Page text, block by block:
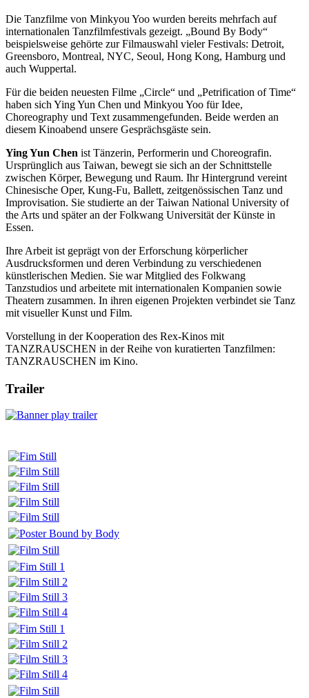
Die Tanzfilme von Minkyou Yoo wurden bereits mehrfach auf
internationalen Tanzfilmfestivals gezeigt. „Bound By Body“
beispielsweise gehörte zur Filmauswahl vieler Festivals: Detroit,
Greensboro, Montreal, NYC, Seoul, Hong Kong, Hamburg und
auch Wuppertal.
Für die beiden neuesten Filme „Circle“ und „Petrification of Time“
haben sich Ying Yun Chen und Minkyou Yoo für Idee,
Choreography und Text zusammengefunden. Beide werden an
diesem Kinoabend unsere Gesprächsgäste sein.
Ying Yun Chen ist Tänzerin, Performerin und Choreografin.
Ursprünglich aus Taiwan, bewegt sie sich an der Schnittstelle
zwischen Körper, Bewegung und Raum. Ihr Hintergrund vereint
Chinesische Oper, Kung-Fu, Ballett, zeitgenössischen Tanz und
Improvisation. Sie studierte an der Taiwan National University of
the Arts und später an der Folkwang Universität der Künste in
Essen.
Ihre Arbeit ist geprägt von der Erforschung körperlicher
Ausdrucksformen und deren Verbindung zu verschiedenen
künstlerischen Medien. Sie war Mitglied des Folkwang
Tanzstudios und arbeitete mit internationalen Kompanien sowie
Theatern zusammen. In ihren eigenen Projekten verbindet sie Tanz
mit visueller Kunst und Film.
Vorstellung in der Kooperation des Rex-Kinos mit
TANZRAUSCHEN in der Reihe von kuratierten Tanzfilmen:
TANZRAUSCHEN im Kino.
Trailer